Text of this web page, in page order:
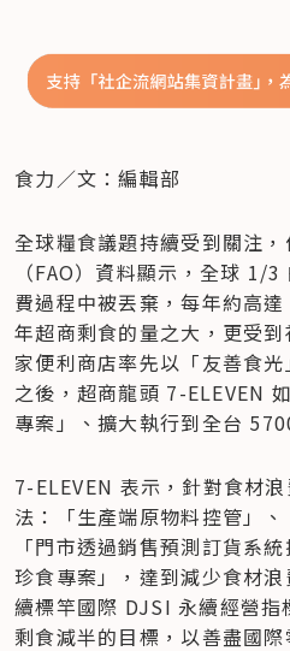
食力／文：編輯部
全球糧食議題持續受到關注
（FAO）資料顯示，全球 1/
費過程中被丟棄，每年約高
年超商剩食的量之大，更受
家便利商店率先以「友善食
之後，超商龍頭 7-ELEVEN
專案」、擴大執行到全台
7-ELEVEN 表示，針對食材
法：「生產端原物料控管」、
「門市透過銷售預測訂貨系
珍食專案」，達到減少食材
續標竿國際 DJSI 永續經營
剩食減半的目標，以善盡國